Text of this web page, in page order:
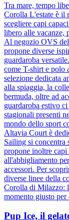
Tra mare, tempo
Corolla L'estate è il
scegliere capi
libero alle vacanze,
Al negozio OVS
propone diverse
guardaroba
come T-shirt e polo
selezione dedicata
alla spiaggia, la
bermuda, oltre ad
guardaroba estivo
stagionali presenti
mondo dello sport
Altavia Court è
Sailing si concentra
propone inoltre
all'abbigliamento
accessori. Per
diverse linee della
Corolla di Milazzo:
momento giusto per
Pup Ice, il